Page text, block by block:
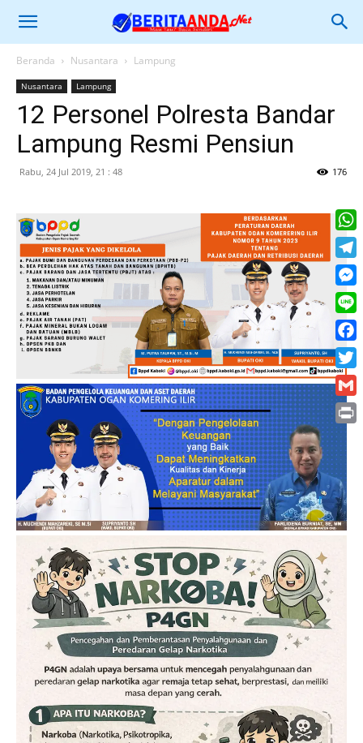
Beranda Nusantara Lampung
Nusantara Lampung
12 Personel Polresta Bandar
Lampung Resmi Pensiun
Rabu, 24 Jul 2019, 21 : 48 176
Line
Print